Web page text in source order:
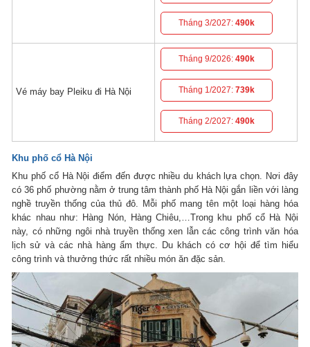
Tháng 3/2027:490k
Vé máy bay Pleiku đi Hà Nội
Tháng 9/2026:490k
Tháng 1/2027:739k
Tháng 2/2027:490k
Khu phố cổ Hà Nội
Khu phố cổ Hà Nội điểm đến được nhiều du khách lựa chọn. Nơi đây
có 36 phố phường nằm ở trung tâm thành phố Hà Nội gắn liền với làng
nghề truyền thống của thủ đô. Mỗi phố mang tên một loại hàng hóa
khác nhau như: Hàng Nón, Hàng Chiêu,…Trong khu phố cổ Hà Nội
này, có những ngôi nhà truyền thống xen lẫn các công trình văn hóa
lịch sử và các nhà hàng ẩm thực. Du khách có cơ hội để tìm hiểu
công trình và thưởng thức rất nhiều món ăn đặc sản.